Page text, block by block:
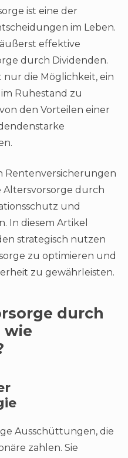
ist eine der
im Leben.
effektive
durch Dividenden.
nur die Möglichkeit, ein
Ruhestand zu
den Vorteilen einer
Rentenversicherungen
Altersvorsorge durch
und
In diesem Artikel
strategisch nutzen
zu optimieren und
zu gewährleisten.
durch
wie
Ausschüttungen, die
zahlen. Sie